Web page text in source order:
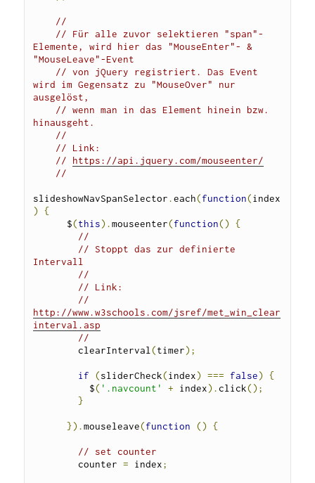
//
// Für alle zuvor selektieren "span"-
Elemente, wird hier das "MouseEnter"- &
"MouseLeave"-Event
// von jQuery registriert. Das Event
wird im Gegensatz zu "MouseOver" nur
ausgelöst,
// wenn man in das Element hinein bzw.
hinausgeht.
//
// Link:
// https://api.jquery.com/mouseenter/
//
slideshowNavSpanSelector.each(function(index
)
{
      $
(this).mouseenter(function()
{
//
// Stoppt das zur definierte
Intervall
//
// Link:
http://www.w3schools.com/jsref/met_win_clear
interval.asp
//
        clearInterval
(timer);
if (sliderCheck(index) === false)
{
          $
( '.navcount' + index).click();
}
}).mouseleave(function () {
// set counter
        counter
= index;